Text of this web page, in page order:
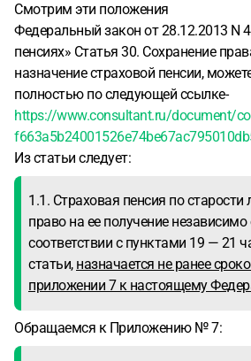
Смотрим эти положения
Федеральный закон от 28.12.2013 N
пенсиях» Статья 30. Сохранение
назначение страховой пенсии,
полностью по следующей ссылке-
https://www.consultant.ru/document/
Из статьи следует:
1.1. Страховая пенсия по
право на ее получение независимо
соответствии с пунктами 19 — 21
статьи, назначается не ранее
приложении 7 к настоящему
Обращаемся к Приложению № 7: